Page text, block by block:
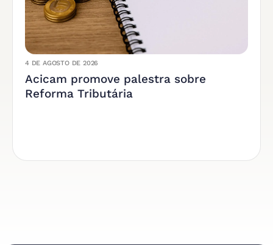
4 DE AGOSTO DE 2026
Acicam promove palestra sobre
Reforma Tributária